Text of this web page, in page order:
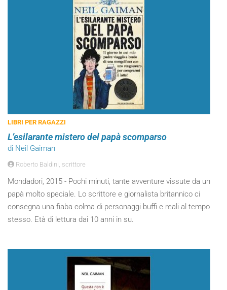
LIBRI PER RAGAZZI
L’esilarante mistero del papà scomparso
di Neil Gaiman
Roberto Baldini, scrittore
Mondadori, 2015 - Pochi minuti, tante avventure vissute da un
papà molto speciale. Lo scrittore e giornalista britannico ci
consegna una fiaba colma di personaggi buffi e reali al tempo
stesso. Età di lettura dai 10 anni in su.